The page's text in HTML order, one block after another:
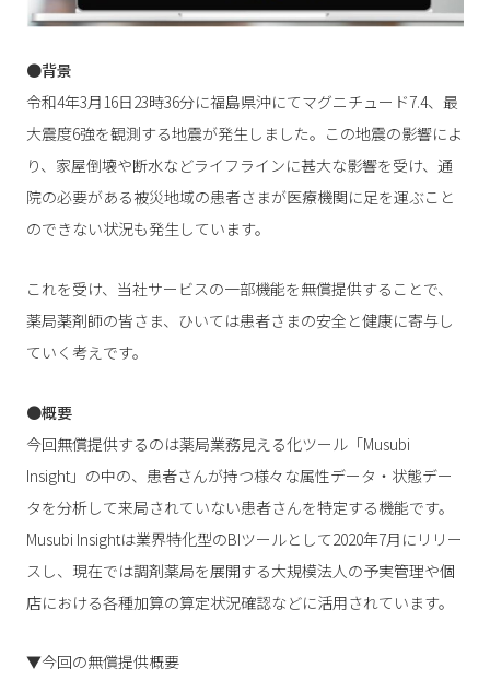
●背景
令和4年3月16日23時36分に福島県沖にてマグニチュード7.4、最
大震度6強を観測する地震が発生しました。この地震の影響によ
り、家屋倒壊や断水などライフラインに甚大な影響を受け、通
院の必要がある被災地域の患者さまが医療機関に足を運ぶこと
のできない状況も発生しています。
これを受け、当社サービスの一部機能を無償提供することで、
薬局薬剤師の皆さま、ひいては患者さまの安全と健康に寄与し
ていく考えです。
●概要
今回無償提供するのは薬局業務見える化ツール「Musubi
Insight」の中の、患者さんが持つ様々な属性データ・状態デー
タを分析して来局されていない患者さんを特定する機能です。
Musubi Insightは業界特化型のBIツールとして2020年7月にリリー
スし、現在では調剤薬局を展開する大規模法人の予実管理や個
店における各種加算の算定状況確認などに活用されています。
▼今回の無償提供概要